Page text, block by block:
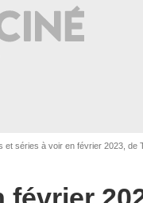
et séries à voir en février 2023, de